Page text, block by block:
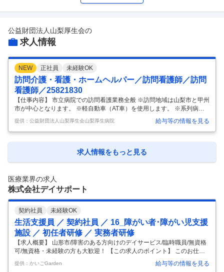
ワークライフバランス 女性の活躍・働きやすさ
副業
1
人事・評価制度
0件
入社理由・入社後ギャップ
企業の選考に関するクチコミ
中途採用面接・選考
0件
新卒採用面接・選考
0件
公益財団法人山梨厚生会の
求人情報
NEW 正社員 未経験OK
訪問介護・看護・ホームヘルパー／訪問看護師／訪問
看護師／25821830
【仕事内容】 市立病院での訪問看護業務全般 ※訪問地域は山梨市と甲州
市が中心となります。 ※軽自動車（AT車）を使用します。 ※系列病院へ
の移動の可能性があります。 ※お子様の学校行事や急な体調不良等によ
るお休みには配慮致します。 施設見学をして、ご応募を検討する事も可
能です。 受動喫煙対策：屋内禁煙 【給与詳細】 【基本給】 ※資格、経
験等、考慮します。 ・資格手当 5,000円～ ・看護手当 5,000円～ ・通勤
手当 30,000円上限 ・昇給あり ・賞与あり 年2回（前年度実績 3.85ヶ月
提供：公益財団法人山梨厚生会山梨厚生病院 給与等の情報を見る
求人情報をもっと見る
医療業界の求人
株式会社デイサポート
契約社員 未経験OK
生活支援員 ／ 契約社員 ／ 16_障がい者･障がい児支援
施設 ／ 初任者研修 ／ 実務者研修
【求人概要】 山形市/障害のある方向けのデイサービス/臨時職員/無資格
可/無資格・未経験の方も大歓迎！ 【この求人のポイント】 このお仕事
はツクイスタッフが運営する「かいごGarden」からのご紹介です。キャ
リアアドバイザーがあなたの希望に沿ったお仕事を紹介します。完全無
提供：かいごGarden 給与等の情報を見る